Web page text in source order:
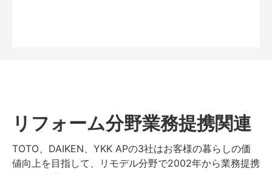
リフォーム分野業務提携関連
TOTO、DAIKEN、YKK APの3社はお客様の暮らしの価
値向上を目指して、リモデル分野で2002年から業務提携